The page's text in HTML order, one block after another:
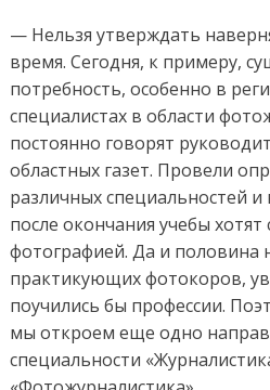
— Нельзя утверждать
время. Сегодня, к примеру,
потребность, особенно в
специалистах в области
постоянно говорят
областных газет. Провели
различных специальностей
после окончания учебы
фотографией. Да и половина
практикующих фотокоров,
поучились бы профессии.
мы откроем еще одно
специальности